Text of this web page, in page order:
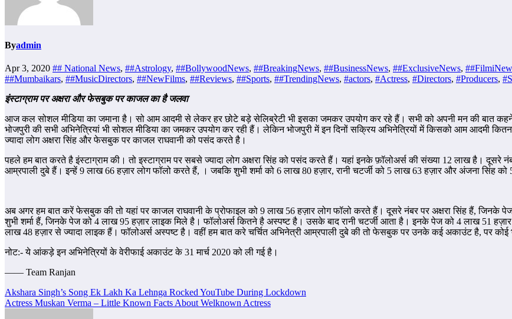
Byadmin
Apr 3, 2020 ## National News, ##Astrology, ##BollywoodNews, ##BreakingNews, ##BusinessNews, ##ExclusiveNews,
##Mumbaikars, ##MusicDirectors, ##NewFilms, ##Reviews, ##Sports, ##TrendingNews, #actors, #Actress, #Directors, #Producers,
इंस्टाग्राम पर अक्षरा और फेसबुक पर काजल का है जलवा
आज कल सोशल मीडिया का जमाना है। सो आम आदमी से लेकर हर छोटे बड़े सेलिब्रेटी भी इसका जमकर उपयोग कर रहे हैं। सभी को अपनी मन की बात कहने
भोजपुरी की सभी अभिनेत्रियां भी सोशल मीडिया का जमकर उपयोग कर रही हैं। लेकिन भोजपुरी में इन दिनों सक्रिय अभिनेत्रियों में किसको आम आदमी
ज्यादा लोग अक्षरा सिंह और फेसबुक पर काजल राघवानी को पसंद करते है।
पहले हम बात करते है इंस्टाग्राम की। तो इस्टाग्राम पर सबसे ज्यादा लोग अक्षरा सिंह को पसंद करते हैं। यहां इनके फ़ॉलोअर्स की संख्या 12 लाख है।
आम्रपाली दुबे हैं। इन्हें 9 लाख 66 हज़ार लोग फॉलो करते हैं, । जबकि शुभी शर्मा को 6 लाख 80 हज़ार, रानी चटर्जी को 5 लाख 63 हज़ार और अंजना सिंह
अब अगर हम बात करें फेसबुक की तो यहां पर काजल राघवानी के प्रोफाइल को 9 लाख 56 हज़ार लोग फॉलो करते हैं। दूसरे नंबर पर अक्षरा सिंह हैं, जिनके
शुभी शर्मा हैं, जिनके पेज को 4 लाख 95 हज़ार लाइक मिले है। फॉलोअर्स कितने है अस्पष्ट है। उसके बाद रानी चटर्जी आता है। इनके पेज को 4 लाख 51
लाख 48 हज़ार से ज्यादा लाइक हैं। फॉलोअर्स अस्पष्ट है। वहीं हम बात करे चर्चित अभिनेत्री आम्रपाली दुबे की तो फेसबुक पर उनके कई अकाउंट है, पर कोई
नोट:- ये आंकड़े इन अभिनेत्रियों के वेरीफाई अकाउंट के 31 मार्च 2020 को ली गई है।
—— Team Ranjan
Post
navigation
Akshara Singh’s Song Ek Lakh Ka Lehnga Rocked YouTube During Lockdown
Actress Muskan Verma – Little Known Facts About Welknown Actress